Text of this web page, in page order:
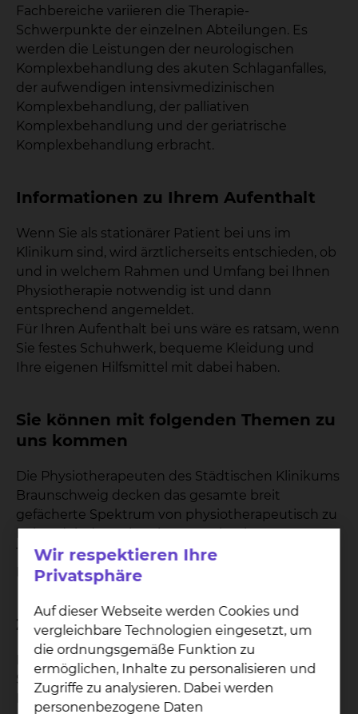
Fachbereiche variieren die Therapie-
Schwerpunkte der einzelnen Abteilungen. Es
werden die Leistungen der neurologischen
Komplexbehandlung des akuten Schlaganfalles,
der aufwendigen intensivmedizinischen
Komplexbehandlung, der palliativen
Komplexbehandlung und der geriatrische
Komplexbehandlung erbracht.
Informationen zu Ihrem Aufenthalt
Wenn Sie als stationärer Patient bei uns im
Klinikum sind, wird ärztlicherseits entschieden, ob
und in welchem Rahmen und Umfang bei Ihnen
Physiotherapie notwendig ist und dann
entsprechend angemeldet.
Für Ihren Aufenthalt bei uns wäre es ratsam, wenn
Sie festes Schuhwerk, bequeme Kleidung und
Ihre eigenen Hilfsmittel mit dabei haben.
Sie können mit folgenden Themen zu
uns kommen
Die Physiotherapeuten des Städtischen Klinikums
Braunschweig decken das gesamte breit
gefächerte Spektrum von physiotherapeutisch zu
behandelnden Erkrankungen ab. Die
Therapiemethoden finden Sie unter dem Punkt
Behandlungsangebot.
Zahlen Daten Fakten
In der Physiotherapie sind insgesamt in allen
Standorten etwa 60 Therapeuten, beschäftigt.
Die Leitung besteht an jedem Standort aus einer
Wir respektieren Ihre
Privatsphäre
Auf dieser Webseite werden Cookies und
vergleichbare Technologien eingesetzt, um
die ordnungsgemäße Funktion zu
ermöglichen, Inhalte zu personalisieren und
Zugriffe zu analysieren. Dabei werden
personenbezogene Daten